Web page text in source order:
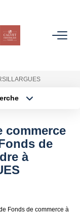
une alerte
commerce
de
à
Fonds de commerce à